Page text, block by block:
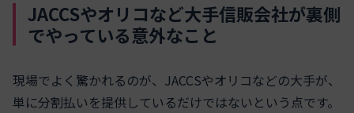
JACCSやオリコなど大手信販会社が裏側
でやっている意外なこと
現場でよく驚かれるのが、JACCSやオリコなどの大手が、
単に分割払いを提供しているだけではないという点です。